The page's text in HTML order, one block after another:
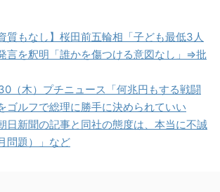
質もなし】桜田前五輪相「子ども最低3人
言を釈明「誰かを傷つける意図なし」⇒批
（木）プチニュース「何兆円もする戦闘
ゴルフで総理に勝手に決められていい
日新聞の記事と同社の態度は、本当に不誠
問題）」など